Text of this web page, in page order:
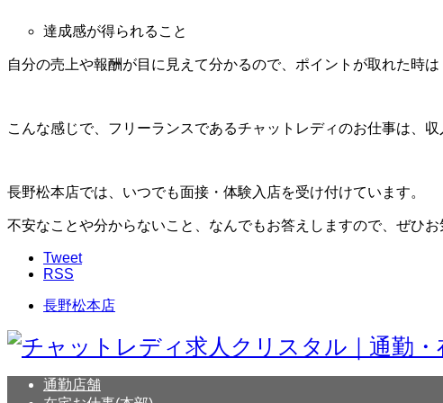
達成感が得られること
自分の売上や報酬が目に見えて分かるので、ポイントが取れた時
こんな感じで、フリーランスであるチャットレディのお仕事は、
長野松本店では、いつでも面接・体験入店を受け付けています。
不安なことや分からないこと、なんでもお答えしますので、ぜひ
Tweet
RSS
長野松本店
通勤店舗